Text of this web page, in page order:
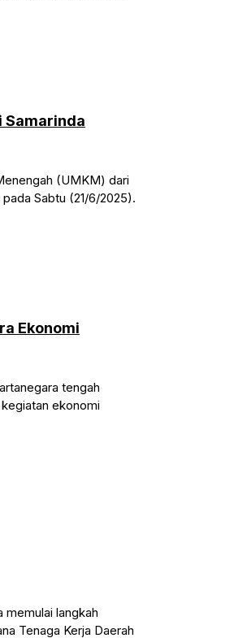
Samarinda
(UMKM) dari
Sabtu (21/6/2025).
Ekonomi
tengah
ekonomi
memulai langkah
Tenaga Kerja Daerah